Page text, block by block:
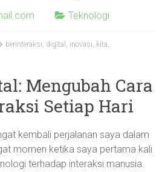
Teknologi
berinteraksi, digital , inovasi, kita,
Mengubah Cara
Setiap Hari
kembali perjalanan saya dalam
momen ketika saya pertama kali
terhadap interaksi manusia.